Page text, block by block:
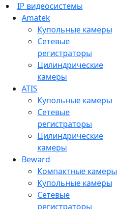
IP видеосистемы
Amatek
Купольные камеры
Сетевые
регистраторы
Цилиндрические
камеры
ATIS
Купольные камеры
Сетевые
регистраторы
Цилиндрические
камеры
Beward
Компактные камеры
Купольные камеры
Сетевые
регистраторы